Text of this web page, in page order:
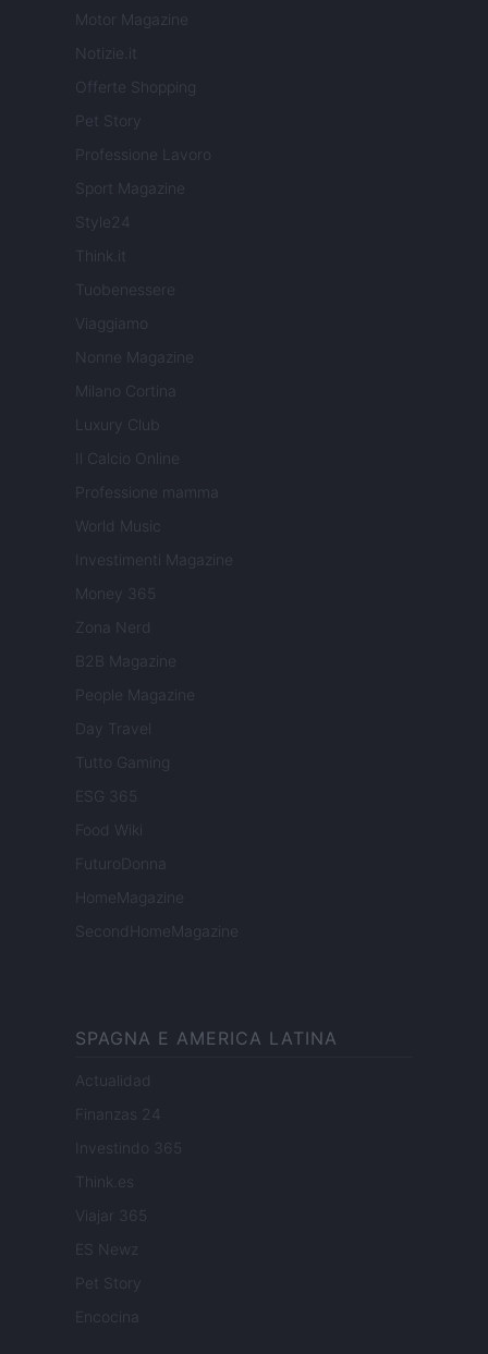
Motor Magazine
Notizie.it
Offerte Shopping
Pet Story
Professione Lavoro
Sport Magazine
Style24
Think.it
Tuobenessere
Viaggiamo
Nonne Magazine
Milano Cortina
Luxury Club
Il Calcio Online
Professione mamma
World Music
Investimenti Magazine
Money 365
Zona Nerd
B2B Magazine
People Magazine
Day Travel
Tutto Gaming
ESG 365
Food Wiki
FuturoDonna
HomeMagazine
SecondHomeMagazine
SPAGNA E AMERICA LATINA
Actualidad
Finanzas 24
Investindo 365
Think.es
Viajar 365
ES Newz
Pet Story
Encocina